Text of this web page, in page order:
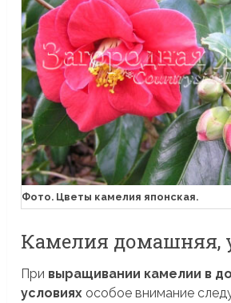
Фото. Цветы камелия японская.
Камелия домашняя,
При выращивании камелии в
условиях особое внимание